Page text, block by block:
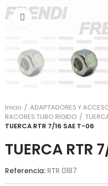
Click para agrandar
Inicio
ADAPTADORES Y
RACORES TUBO RIGIDO
TUERCA RTR 7/16 SAE T-06
TUERCA RTR
Referencia: RTR 0187